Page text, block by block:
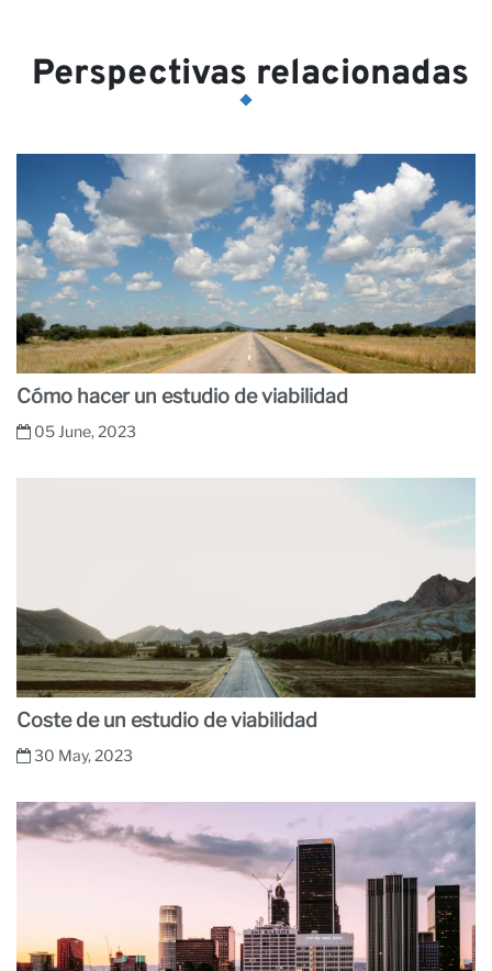
Perspectivas relacionadas
Cómo hacer un estudio de viabilidad
05 June, 2023
Coste de un estudio de viabilidad
30 May, 2023